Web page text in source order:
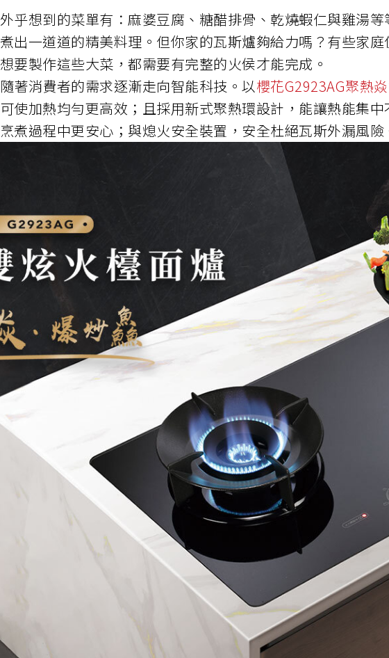
乎想到的菜單有：麻婆豆腐、糖醋排骨、乾燒蝦仁與雞湯
出一道道的精美料理。但你家的瓦斯爐夠給力嗎？有些家
要製作這些大菜，都需要有完整的火侯才能完成。
著消費者的需求逐漸走向智能科技。以櫻花G2923AG聚熱
使加熱均勻更高效；且採用新式聚熱環設計，能讓熱能集
煮過程中更安心；與熄火安全裝置，安全杜絕瓦斯外漏風險